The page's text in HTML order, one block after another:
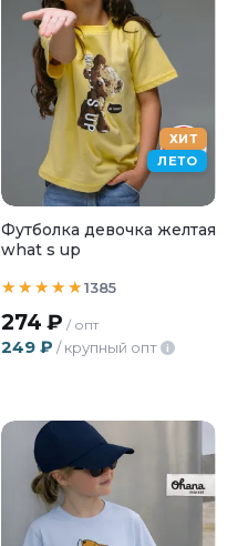
ХИТ
ЛЕТО
Футболка девочка желтая
what s up
1385
274 ₽ / опт
249 ₽ / крупный опт i